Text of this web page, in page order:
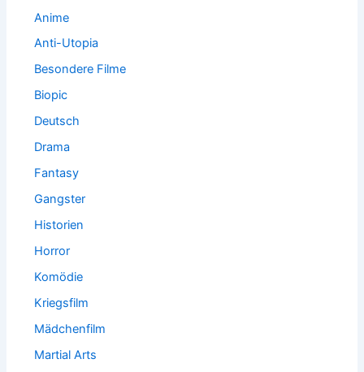
Anime
Anti-Utopia
Besondere Filme
Biopic
Deutsch
Drama
Fantasy
Gangster
Historien
Horror
Komödie
Kriegsfilm
Mädchenfilm
Martial Arts